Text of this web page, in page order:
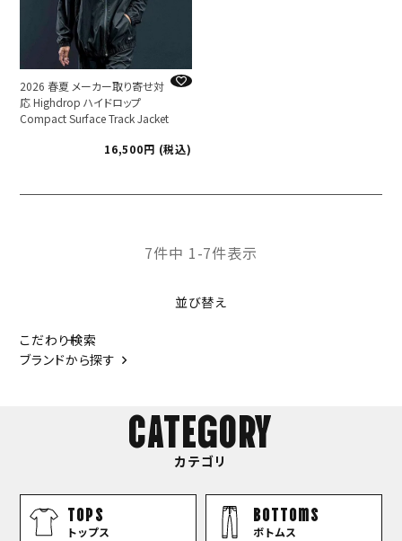
2026 春夏 メーカー取り寄せ対
応 Highdrop ハイドロップ
Compact Surface Track Jacket
16,500
税込
並び替え
7件中 1-7件表示
こだわり検索
ブランドから探す
CATEGORY
カテゴリ
TOPS
トップス
bottoms
ボトムス